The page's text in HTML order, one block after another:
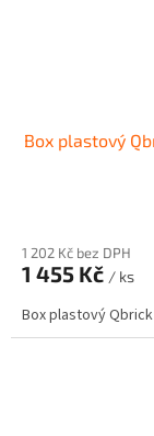
Box plastový
1 202 Kč bez DPH
1 455 Kč / ks
Box plastový Qbrick